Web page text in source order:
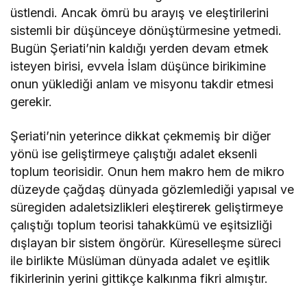
üstlendi. Ancak ömrü bu arayış ve eleştirilerini
sistemli bir düşünceye dönüştürmesine yetmedi.
Bugün Şeriati’nin kaldığı yerden devam etmek
isteyen birisi, evvela İslam düşünce birikimine
onun yüklediği anlam ve misyonu takdir etmesi
gerekir.
Şeriati’nin yeterince dikkat çekmemiş bir diğer
yönü ise geliştirmeye çalıştığı adalet eksenli
toplum teorisidir. Onun hem makro hem de mikro
düzeyde çağdaş dünyada gözlemlediği yapısal ve
süregiden adaletsizlikleri eleştirerek geliştirmeye
çalıştığı toplum teorisi tahakkümü ve eşitsizliği
dışlayan bir sistem öngörür. Küreselleşme süreci
ile birlikte Müslüman dünyada adalet ve eşitlik
fikirlerinin yerini gittikçe kalkınma fikri almıştır.